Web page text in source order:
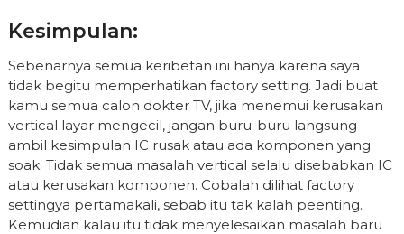
Kesimpulan:
Sebenarnya semua keribetan ini hanya karena saya
tidak begitu memperhatikan factory setting. Jadi buat
kamu semua calon dokter TV, jika menemui kerusakan
vertical layar mengecil, jangan buru-buru langsung
ambil kesimpulan IC rusak atau ada komponen yang
soak. Tidak semua masalah vertical selalu disebabkan IC
atau kerusakan komponen. Cobalah dilihat factory
settingya pertamakali, sebab itu tak kalah peenting.
Kemudian kalau itu tidak menyelesaikan masalah baru